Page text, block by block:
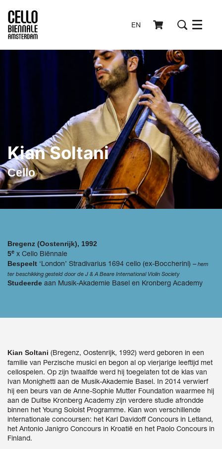
EN Menu
Kian Soltani
Cello
Bregenz (Oostenrijk), 1992
5e x Cello Biënnale
Bespeelt ‘London’ Stradivarius 1694 cello (ex-Boccherini) – hem
ter beschikking gesteld door de J & A Beare International Violin Society
Studeerde aan Musik-Akademie Basel en Kronberg Academy
Kian Soltani (Bregenz, Oostenrijk, 1992) werd geboren in een
familie van Perzische musici en begon al op vierjarige leeftijd met
cellospelen. Op zijn twaalfde werd hij toegelaten tot de klas van
Ivan Monighetti aan de Musik-Akademie Basel. In 2014 verwierf
hij een beurs van de Anne-Sophie Mutter Foundation waarmee hij
aan de Duitse Kronberg Academy zijn verdere studie afrondde
binnen het Young Soloist Programme. Kian won verschillende
internationale concoursen: het Karl Davidoff Concours in Letland,
het Antonio Janigro Concours in Kroatië en het Paolo Concours in
Finland.